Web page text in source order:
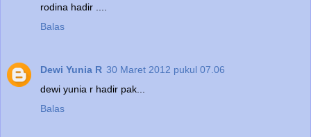
rodina hadir ....
Balas
Dewi Yunia R 30 Maret 2012 pukul 07.06
dewi yunia r hadir pak...
Balas